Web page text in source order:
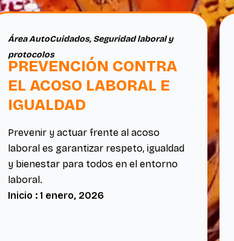
Área AutoCuidados, Seguridad laboral y
protocolos
PREVENCIÓN CONTRA
EL ACOSO LABORAL E
IGUALDAD
Prevenir y actuar frente al acoso
laboral es garantizar respeto, igualdad
y bienestar para todos en el entorno
laboral.
Inicio : 1 enero, 2026